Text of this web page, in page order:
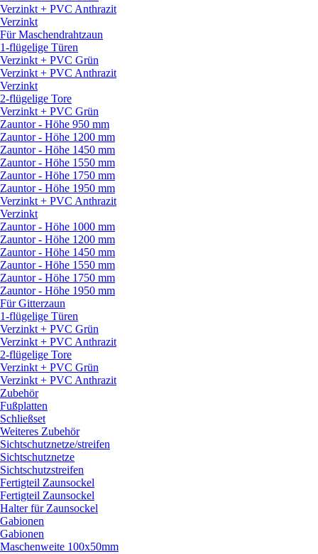
Verzinkt + PVC Anthrazit
Verzinkt
Für Maschendrahtzaun
1-flügelige Türen
Verzinkt + PVC Grün
Verzinkt + PVC Anthrazit
Verzinkt
2-flügelige Tore
Verzinkt + PVC Grün
Zauntor - Höhe 950 mm
Zauntor - Höhe 1200 mm
Zauntor - Höhe 1450 mm
Zauntor - Höhe 1550 mm
Zauntor - Höhe 1750 mm
Zauntor - Höhe 1950 mm
Verzinkt + PVC Anthrazit
Verzinkt
Zauntor - Höhe 1000 mm
Zauntor - Höhe 1200 mm
Zauntor - Höhe 1450 mm
Zauntor - Höhe 1550 mm
Zauntor - Höhe 1750 mm
Zauntor - Höhe 1950 mm
Für Gitterzaun
1-flügelige Türen
Verzinkt + PVC Grün
Verzinkt + PVC Anthrazit
2-flügelige Tore
Verzinkt + PVC Grün
Verzinkt + PVC Anthrazit
Zubehör
Fußplatten
Schließset
Weiteres Zubehör
Sichtschutznetze/streifen
Sichtschutznetze
Sichtschutzstreifen
Fertigteil Zaunsockel
Fertigteil Zaunsockel
Halter für Zaunsockel
Gabionen
Gabionen
Maschenweite 100x50mm